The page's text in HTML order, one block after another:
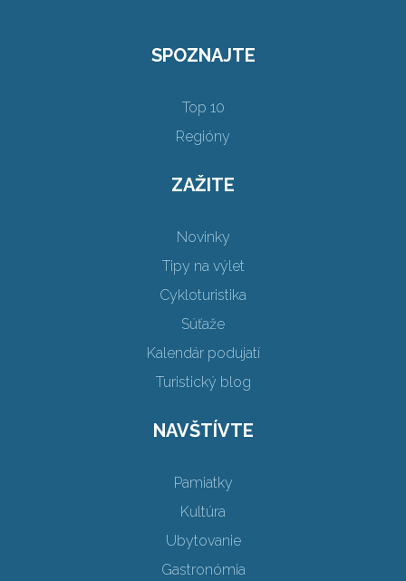
SPOZNAJTE
Top 10
Regióny
ZAŽITE
Novinky
Tipy na výlet
Cykloturistika
Súťaže
Kalendár podujatí
Turistický blog
NAVŠTÍVTE
Pamiatky
Kultúra
Ubytovanie
Gastronómia